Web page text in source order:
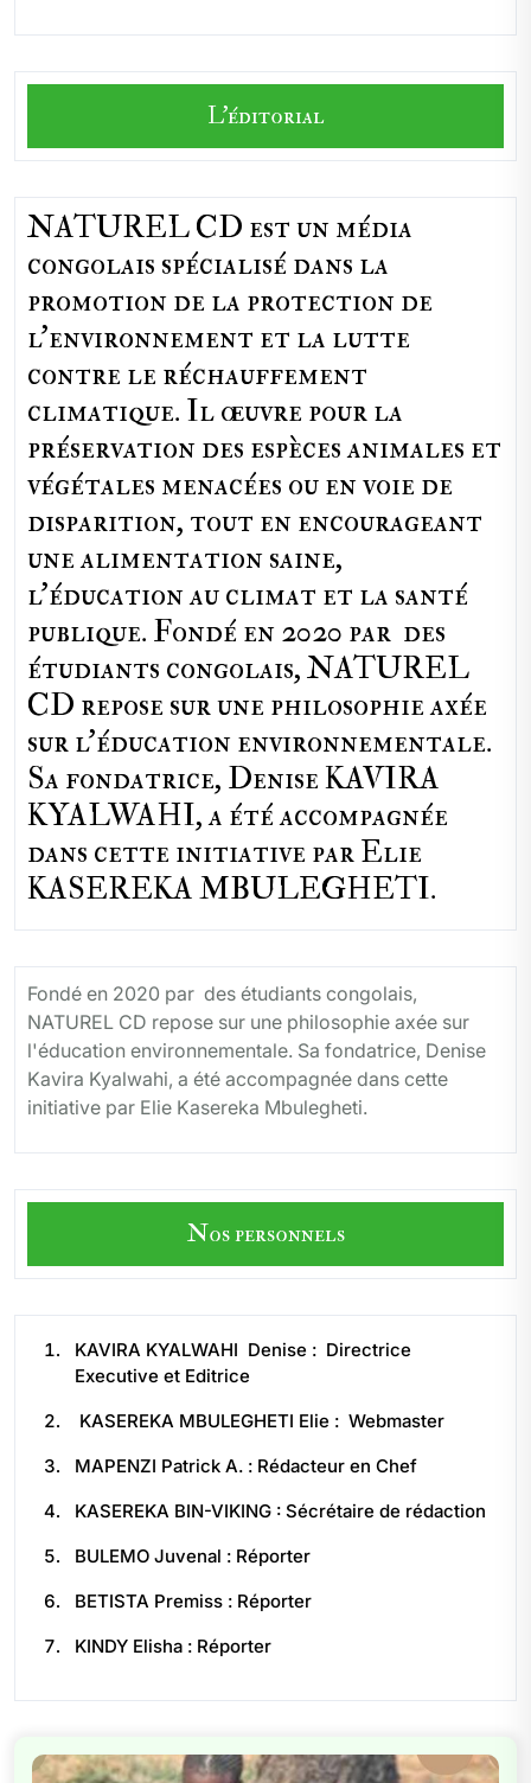
L'éditorial
NATUREL CD est un média
congolais spécialisé dans la
promotion de la protection de
l’environnement et la lutte
contre le réchauffement
climatique. Il œuvre pour la
préservation des espèces animales et
végétales menacées ou en voie de
disparition, tout en encourageant
une alimentation saine,
l'éducation au climat et la santé
publique. Fondé en 2020 par des
étudiants congolais, NATUREL
CD repose sur une philosophie axée
sur l'éducation environnementale.
Sa fondatrice, Denise KAVIRA
KYALWAHI, a été accompagnée
dans cette initiative par Elie
KASEREKA MBULEGHETI.
Fondé en 2020 par des étudiants congolais,
NATUREL CD repose sur une philosophie axée sur
l'éducation environnementale. Sa fondatrice, Denise
Kavira Kyalwahi, a été accompagnée dans cette
initiative par Elie Kasereka Mbulegheti.
Nos personnels
KAVIRA KYALWAHI Denise : Directrice
Executive et Editrice
KASEREKA MBULEGHETI Elie : Webmaster
MAPENZI Patrick A. : Rédacteur en Chef
KASEREKA BIN-VIKING : Sécrétaire de rédaction
BULEMO Juvenal : Réporter
BETISTA Premiss : Réporter
KINDY Elisha : Réporter